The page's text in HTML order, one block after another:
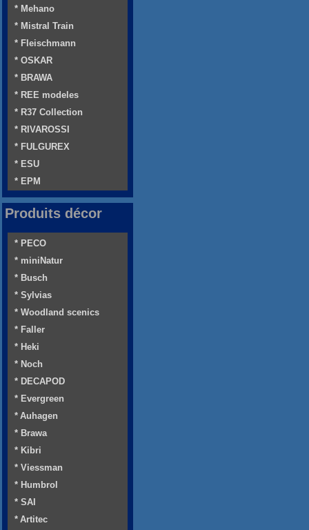
* Mehano
* Mistral Train
* Fleischmann
* OSKAR
* BRAWA
* REE modeles
* R37 Collection
* RIVAROSSI
* FULGUREX
* ESU
* EPM
Produits décor
* PECO
* miniNatur
* Busch
* Sylvias
* Woodland scenics
* Faller
* Heki
* Noch
* DECAPOD
* Evergreen
* Auhagen
* Brawa
* Kibri
* Viessman
* Humbrol
* SAI
* Artitec